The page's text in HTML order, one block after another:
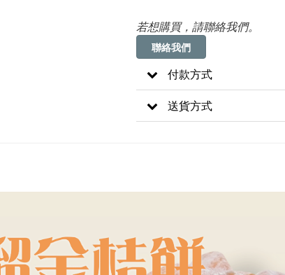
若想購買，請聯絡我們。
聯絡我們
付款方式
送貨方式